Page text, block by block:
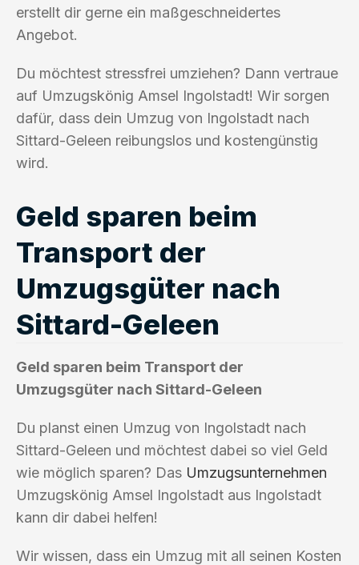
erstellt dir gerne ein maßgeschneidertes
Angebot.
Du möchtest stressfrei umziehen? Dann vertraue
auf Umzugskönig Amsel Ingolstadt! Wir sorgen
dafür, dass dein Umzug von Ingolstadt nach
Sittard-Geleen reibungslos und kostengünstig
wird.
Geld sparen beim
Transport der
Umzugsgüter nach
Sittard-Geleen
Geld sparen beim Transport der
Umzugsgüter nach Sittard-Geleen
Du planst einen Umzug von Ingolstadt nach
Sittard-Geleen und möchtest dabei so viel Geld
wie möglich sparen? Das Umzugsunternehmen
Umzugskönig Amsel Ingolstadt aus Ingolstadt
kann dir dabei helfen!
Wir wissen, dass ein Umzug mit all seinen Kosten